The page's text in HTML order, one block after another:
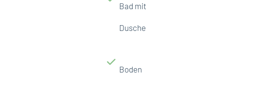
Bad mit
Dusche
Boden